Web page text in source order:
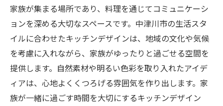
家族が集まる場所であり、料理を通じてコミュニケーシ
ョンを深める大切なスペースです。中津川市の生活スタ
イルに合わせたキッチンデザインは、地域の文化や気候
を考慮に入れながら、家族がゆったりと過ごせる空間を
提供します。自然素材や明るい色彩を取り入れたアイデ
ィアは、心地よくくつろげる雰囲気を作り出します。家
族が一緒に過ごす時間を大切にするキッチンデザイン